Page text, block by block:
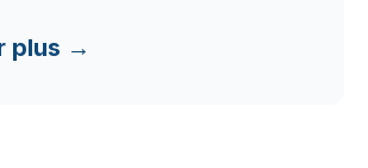
plus →